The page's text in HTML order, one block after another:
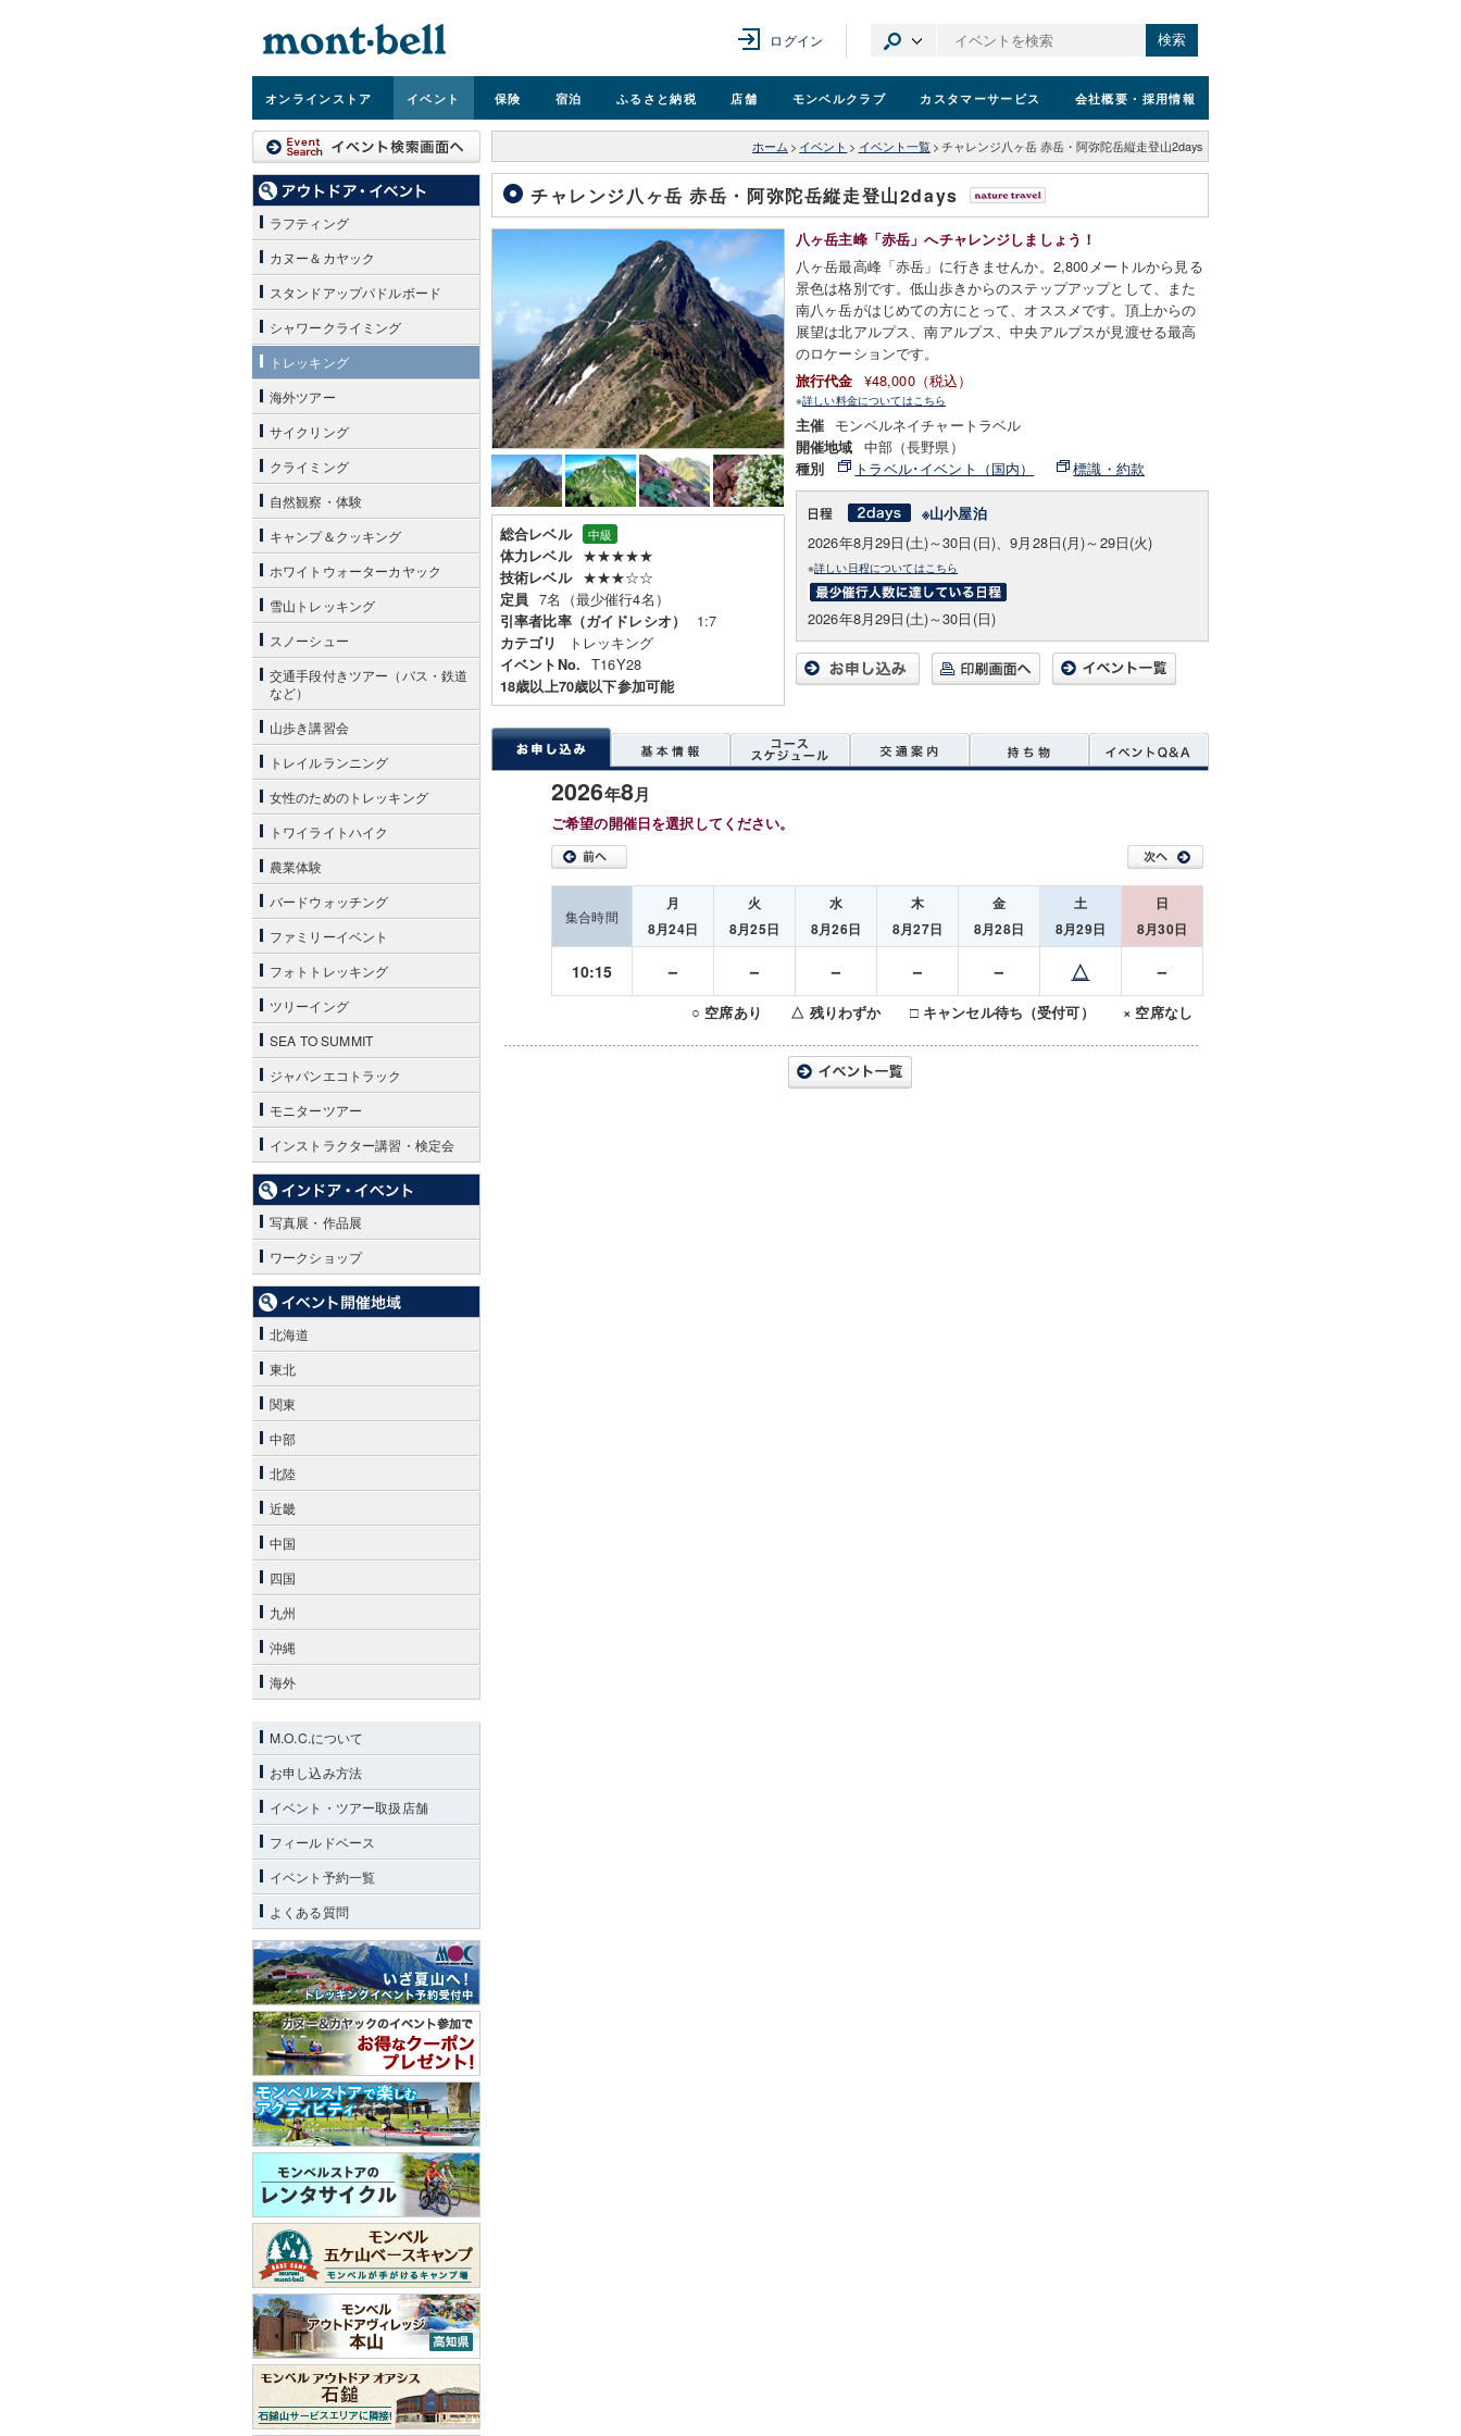
ログイン 検索
オンラインストア イベント 保険 宿泊 ふるさと納税 店舗 モンベルクラブ カスタマーサービス 会社概要 ・採用情報
ホーム > イベント > イベント一覧 > チャレンジ八ヶ岳 赤岳・阿弥陀岳縦走登山2days
チャレンジ八ヶ岳 赤岳・阿弥陀岳縦走登山2days
総合レベル 中級
体力レベル ★★★★★
技術レベル ★★★☆☆
定員 7名（最少催行4名）
引率者比率（ガイドレシオ） 1:7
カテゴリ トレッキング
イベントNo. T16Y28
18歳以上70歳以下参加可能
八ヶ岳主峰「赤岳」へチャレンジしましょう！
八ヶ岳最高峰「赤岳」に行きませんか。2,800メートルから見る
景色は格別です。低山歩きからのステップアップとして、また
南八ヶ岳がはじめての方にとって、オススメです。頂上からの
展望は北アルプス、南アルプス、中央アルプスが見渡せる最高
のロケーションです。
旅行代金 ¥48,000（税込）
※詳しい料金についてはこちら
主催 モンベルネイチャートラベル
開催地域 中部（長野県）
種別 トラベル･イベント（国内） 標識・約款
※山小屋泊
2026年8月29日(土)～30日(日)、9月28日(月)～29日(火)
※詳しい日程についてはこちら
2026年8月29日(土)～30日(日)
2026年8月
ご希望の開催日を選択してください。
集合時間
月
8月24日
火
8月25日
水
8月26日
木
8月27日
金
8月28日
土
8月29日
日
8月30日
10:15 － － － － － △ －
○ 空席あり △ 残りわずか □ キャンセル待ち（受付可） × 空席なし
ラフティング
カヌー＆カヤック
スタンドアップパドルボード
シャワークライミング
トレッキング
海外ツアー
サイクリング
クライミング
自然観察・体験
キャンプ＆クッキング
ホワイトウォーターカヤック
雪山トレッキング
スノーシュー
交通手段付きツアー（バス・鉄道
など）
山歩き講習会
トレイルランニング
女性のためのトレッキング
トワイライトハイク
農業体験
バードウォッチング
ファミリーイベント
フォトトレッキング
ツリーイング
SEA TO SUMMIT
ジャパンエコトラック
モニターツアー
インストラクター講習・検定会
写真展・作品展
ワークショップ
北海道
東北
関東
中部
北陸
近畿
中国
四国
九州
沖縄
海外
M.O.C.について
お申し込み方法
イベント・ツアー取扱店舗
フィールドベース
イベント予約一覧
よくある質問